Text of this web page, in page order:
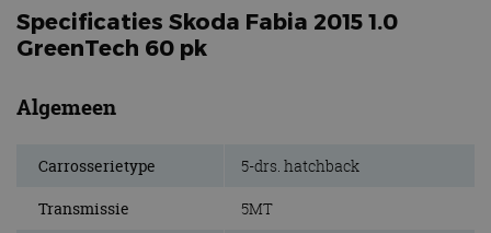
Specificaties Skoda Fabia 2015 1.0
GreenTech 60 pk
Algemeen
Carrosserietype 5-drs. hatchback
Transmissie 5MT